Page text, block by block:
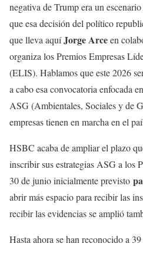
negativa de Trump era un
que esa decisión del político
que lleva aquíJorge Arceen
organiza los Premios Empresas
(ELIS). Hablamos que este 2026
a cabo esa convocatoria enfocada
ASG (Ambientales, Sociales y de
empresas tienen en marcha en el
HSBC acaba de ampliar el plazo
inscribir sus estrategias ASG a los
30 de junio inicialmente previsto
abrir más espacio para recibir las
recibir las evidencias se amplió
Hasta ahora se han reconocido a